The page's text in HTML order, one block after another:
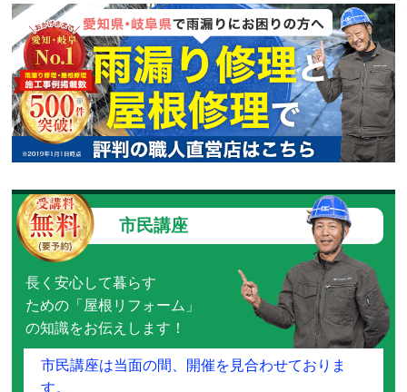
市民講座
長く安心して暮らす
ための「屋根リフォーム」
の知識をお伝えします！
市民講座は当面の間、開催を見合わせておりま
す。